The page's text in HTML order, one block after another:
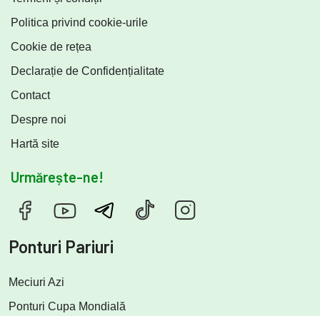
Politica privind cookie-urile
Cookie de rețea
Declarație de Confidențialitate
Contact
Despre noi
Hartă site
Urmărește-ne!
Ponturi Pariuri
Meciuri Azi
Ponturi Cupa Mondială